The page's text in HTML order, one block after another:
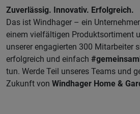
Zuverlässig. Innovativ. Erfolgreich.
Das ist Windhager – ein
einem vielfältigen Produktsortiment
unserer engagierten 300 Mitarbeiter
erfolgreich und einfach
tun. Werde Teil unseres Teams und
Zukunft von Windhager Home &